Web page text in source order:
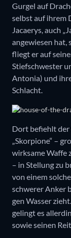
Gurgel auf
selbst auf ihrem
Jacaerys, auch
angewiesen hat,
fliegt er auf
Stiefschwester
Antonia) und
Schlacht.
Dort befiehlt der
„Skorpione“ –
wirksame Waffe
– in Stellung zu
von einem
schwerer Anker
gen Wasser
gelingt es
sowie seinen